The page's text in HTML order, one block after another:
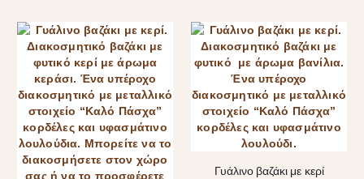
Γυάλινο βαζάκι με κερί